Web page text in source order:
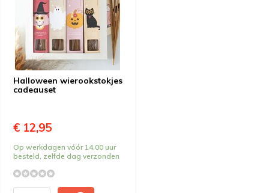
Halloween wierookstokjes
cadeauset
€ 12,95
Op werkdagen vóór 14.00 uur
besteld, zelfde dag verzonden